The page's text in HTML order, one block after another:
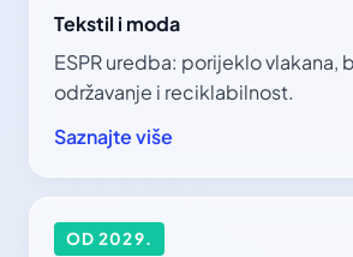
Tekstil i moda
ESPR uredba: porijeklo vlakana,
održavanje i reciklabilnost.
Saznajte više
OD 2029.